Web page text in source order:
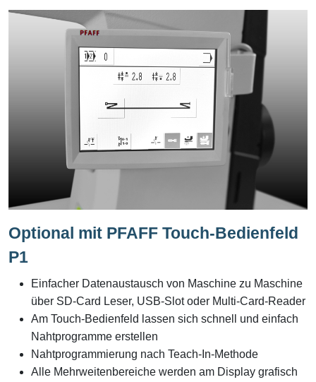
Optional mit PFAFF Touch-Bedienfeld
P1
Einfacher Datenaustausch von Maschine zu Maschine
über SD-Card Leser, USB-Slot oder Multi-Card-Reader
Am Touch-Bedienfeld lassen sich schnell und einfach
Nahtprogramme erstellen
Nahtprogrammierung nach Teach-In-Methode
Alle Mehrweitenbereiche werden am Display grafisch